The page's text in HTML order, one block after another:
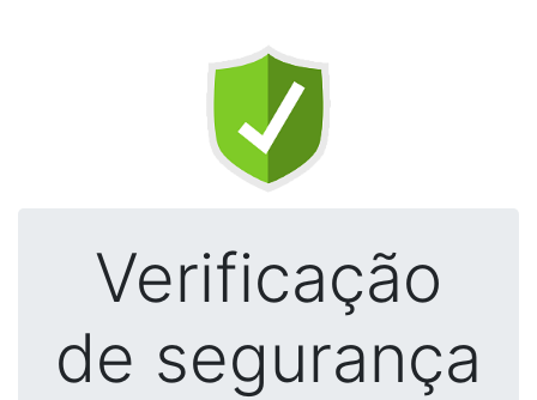
Verificação
de segurança